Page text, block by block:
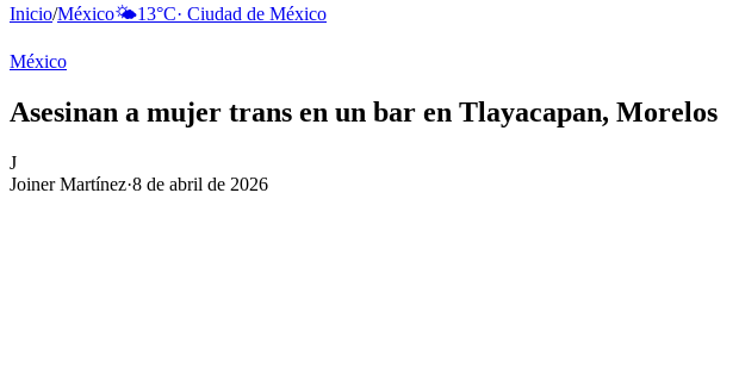
Inicio/México🌤️13°C· Ciudad de México
México
Asesinan a mujer trans en un bar en Tlayacapan, Morelos
J
Joiner Martínez·8 de abril de 2026